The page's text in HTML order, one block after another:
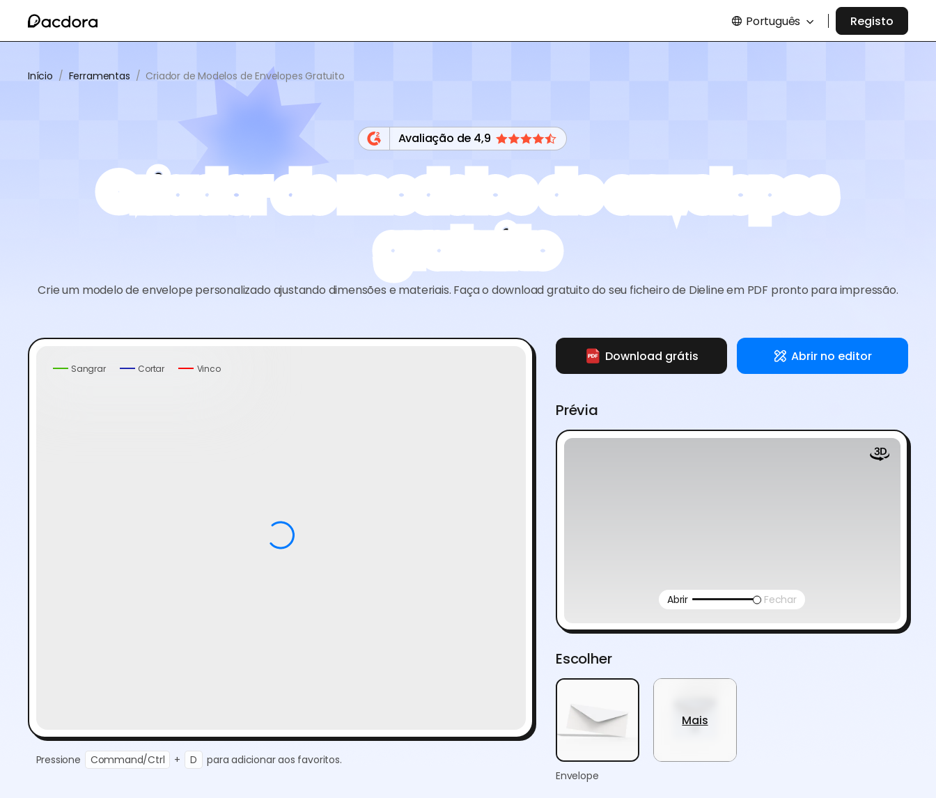
Português Registo
Início / Ferramentas / Criador de Modelos de Envelopes Gratuito
Avaliação de 4,9
Criador de modelos de envelopes
gratuito
Crie um modelo de envelope personalizado ajustando dimensões e materiais. Faça o download gratuito do seu ficheiro de Dieline em PDF pronto para impressão.
Sangrar Cortar Vinco
Pressione Command/Ctrl + D para adicionar aos favoritos.
Download grátis Abrir no editor
Prévia
Abrir Fechar
Escolher
Envelope
Mais